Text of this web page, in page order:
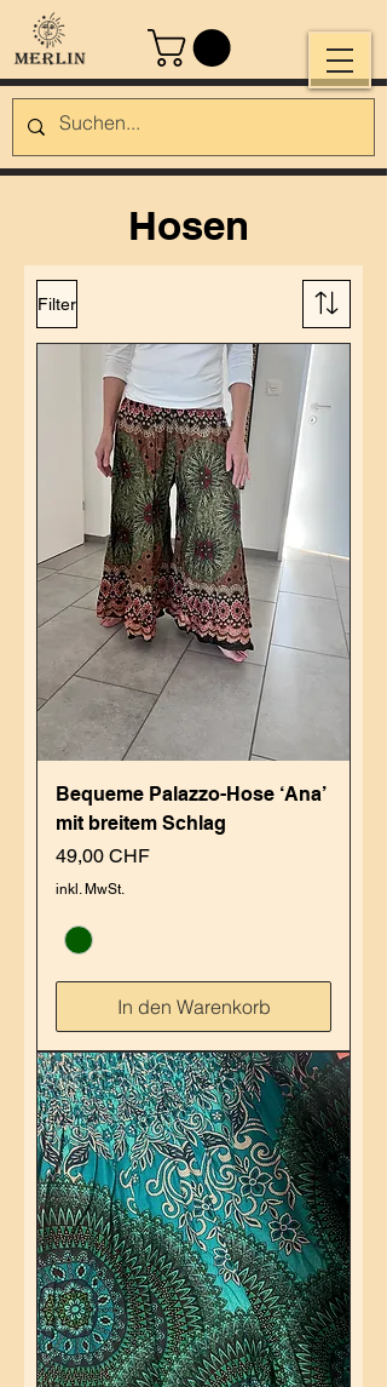
Hosen
Filter
Bequeme Palazzo-Hose ‘Ana’
mit breitem Schlag
Preis
49,00 CHF
inkl. MwSt.
In den Warenkorb